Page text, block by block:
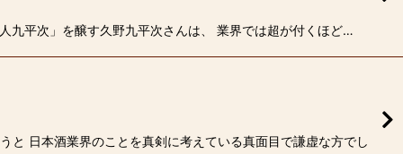
平次」を醸す久野九平次さんは、 業界では超が付くほど…
日本酒業界のことを真剣に考えている真面目で謙虚な方でし